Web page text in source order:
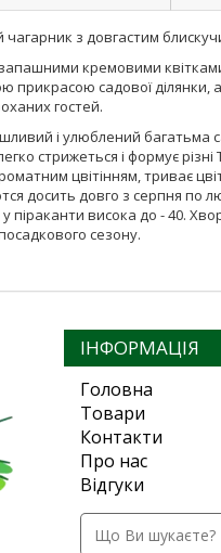
з довгастим
кремовими
прикрасою садової
гостей.
і улюблений багатьма
стрижеться і формує
цвітінням, триває
досить довго з серпня по
у піраканти висока до - 40.
сезону.
ІНФОРМАЦІЯ
Головна
Товари
Контакти
Про нас
Відгуки